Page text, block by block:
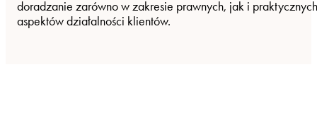
doradzanie zarówno w zakresie prawnych, jak i praktycznych
aspektów działalności klientów.